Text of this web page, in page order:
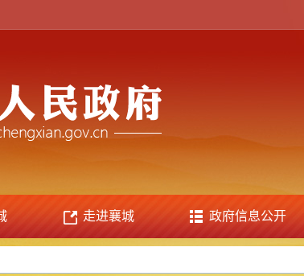
走进襄城 政府信息公开